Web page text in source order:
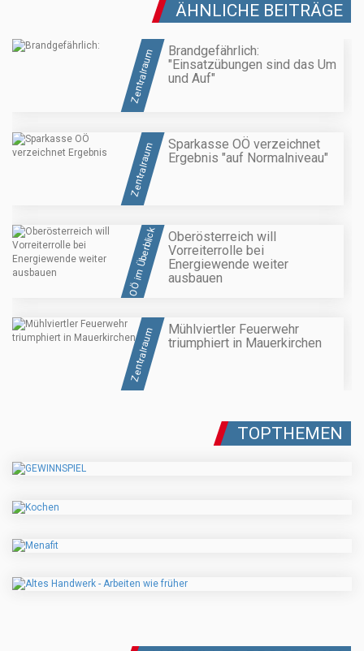
ÄHNLICHE BEITRÄGE
Zentralraum
Brandgefährlich:
"Einsatzübungen sind das Um
und Auf"
Zentralraum
Sparkasse OÖ verzeichnet
Ergebnis "auf Normalniveau"
OÖ im Überblick
Oberösterreich will
Vorreiterrolle bei
Energiewende weiter
ausbauen
Zentralraum
Mühlviertler Feuerwehr
triumphiert in Mauerkirchen
TOPTHEMEN